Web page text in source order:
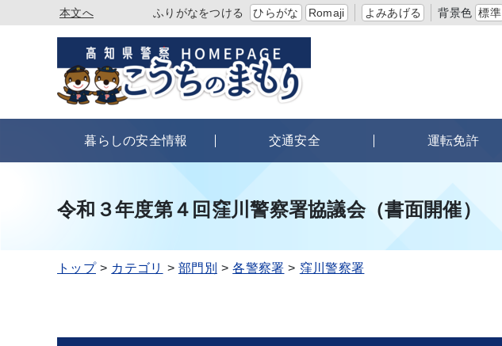
本文へ ふりがなをつける ひらがな Romaji よみあげる 背景色 標準
暮らしの安全情報 交通安全 運転免許
令和３年度第４回窪川警察署協議会（書面開催）
トップ カテゴリ 部門別 各警察署 窪川警察署